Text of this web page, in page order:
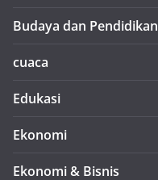
Budaya dan Pendidikan
cuaca
Edukasi
Ekonomi
Ekonomi & Bisnis